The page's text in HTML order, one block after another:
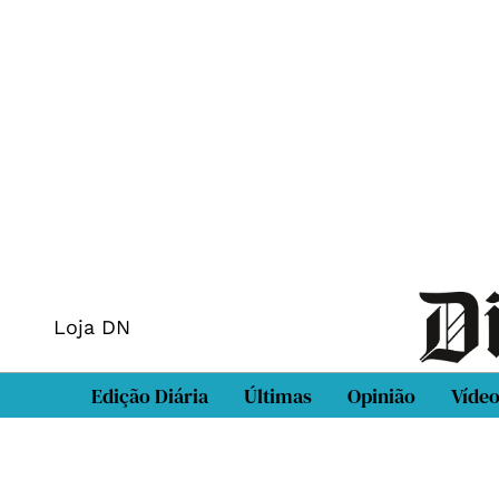
Loja DN
Edição Diária Últimas Opinião